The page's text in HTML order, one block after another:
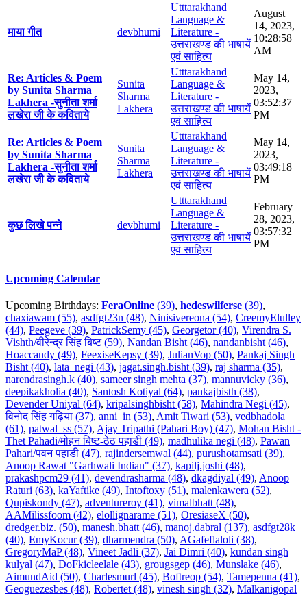
माया गीत devbhumi
Utttarakhand
Language &
Literature -
उत्तराखण्ड की भाषायें
एवं साहित्य
August
14, 2023,
10:28:58
AM
Re: Articles & Poem
by Sunita Sharma
Lakhera -सुनीता शर्मा
लखेरा जी के कविताये
Sunita
Sharma
Lakhera
Utttarakhand
Language &
Literature -
उत्तराखण्ड की भाषायें
एवं साहित्य
May 14,
2023,
03:52:37
PM
Re: Articles & Poem
by Sunita Sharma
Lakhera -सुनीता शर्मा
लखेरा जी के कविताये
Sunita
Sharma
Lakhera
Utttarakhand
Language &
Literature -
उत्तराखण्ड की भाषायें
एवं साहित्य
May 14,
2023,
03:49:18
PM
कुछ लिखे पन्ने devbhumi
Utttarakhand
Language &
Literature -
उत्तराखण्ड की भाषायें
एवं साहित्य
February
28, 2023,
03:57:32
PM
Upcoming Calendar
Upcoming Birthdays: FeraOnline (39), hedeswilferse (39),
chaxiawam (55), asdfgt23n (48), Ninisivereona (54), CreemyElulley
(44), Peegeve (39), PatrickSemy (45), Georgetor (40), Virendra S.
Vishth/वीरेन्द्र सिंह बिष्ट (59), Nandan Bisht (46), nandanbisht (46),
Hoaccandy (49), FeexiseKepsy (39), JulianVop (50), Pankaj Singh
Bisht (40), lata_negi (43), jagat.singh.bisht (39), raj sharma (35),
narendrasingh.k (40), sameer singh mehta (37), mannuvicky (36),
deepikakholia (40), Santosh Kotiyal (64), pankajbisth (38),
Devender Uniyal (64), kripalsinghbisht (58), Mahindra Negi (45),
विनोद सिंह गढ़िया (37), anni_in (53), Amit Tiwari (53), vedbhadola
(61), patwal_ss (57), Ajay Tripathi (Pahari Boy) (47), Mohan Bisht -
Thet Pahadi/मोहन बिष्ट-ठेठ पहाडी (49), madhulika negi (48), Pawan
Pahari/पवन पहाडी (47), rajindersemwal (44), purushotamsati (39),
Anoop Rawat "Garhwali Indian" (37), kapilj.joshi (48),
prakashpcm29 (41), devendrasharma (48), dkagdiyal (49), Anoop
Raturi (63), kaYaftike (49), Intoftoxy (51), malenkawera (52),
Qupiskondy (47), adventureroy (41), vimalbhatt (48),
AAMilissfoom (42), elollignarame (51), OresiaseX (50),
dredger.biz. (50), manesh.bhatt (46), manoj.dabral (137), asdfgt28k
(40), EmyKocur (39), dharmendra (50), AGafeflaloli (38),
GregoryMaP (48), Vineet Jadli (37), Jai Dimri (40), kundan singh
kulyal (47), DoFkicleelale (43), grougsgep (46), Munslake (46),
AimundAid (50), Charlesmurl (45), Boftreop (54), Tamepenna (41),
Geoguezesbes (48), Robertet (48), vinesh singh (32), Malkanigopal